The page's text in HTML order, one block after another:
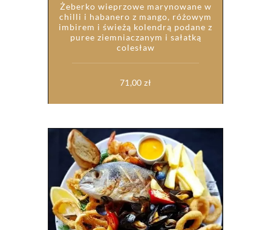
Żeberko wieprzowe marynowane w
chilli i habanero z mango, różowym
imbirem i świeżą kolendrą podane z
puree ziemniaczanym i sałatką
colesław
71,00zł